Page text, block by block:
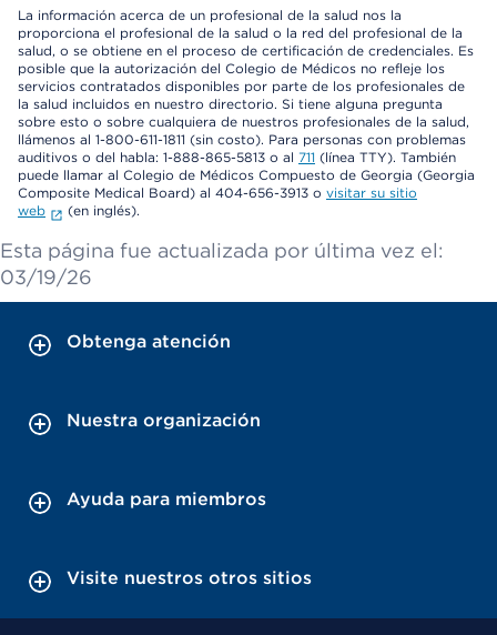
La información acerca de un profesional de la salud nos la
proporciona el profesional de la salud o la red del profesional de la
salud, o se obtiene en el proceso de certificación de credenciales. Es
posible que la autorización del Colegio de Médicos no refleje los
servicios contratados disponibles por parte de los profesionales de
la salud incluidos en nuestro directorio. Si tiene alguna pregunta
sobre esto o sobre cualquiera de nuestros profesionales de la salud,
llámenos al 1-800-611-1811 (sin costo). Para personas con problemas
auditivos o del habla: 1-888-865-5813 o al 711 (línea TTY). También
puede llamar al Colegio de Médicos Compuesto de Georgia (Georgia
Composite Medical Board) al 404-656-3913 o visitar su sitio
web
(en inglés).
Esta página fue actualizada por última vez el:
03/19/26
Obtenga atención
Nuestra organización
Ayuda para miembros
Visite nuestros otros sitios